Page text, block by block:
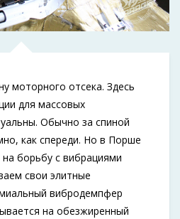
моторного отсека. Здесь
для массовых
Обычно за спиной
как спереди. Но в Порше
борьбу с вибрациями
свои элитные
вибродемпфер
на обезжиренный